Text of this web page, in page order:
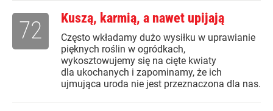
Kuszą, karmią, a nawet upijają
Często wkładamy dużo wysiłku w uprawianie
pięknych roślin w ogródkach,
wykosztowujemy się na cięte kwiaty
dla ukochanych i zapominamy, że ich
ujmująca uroda nie jest przeznaczona dla nas.
72